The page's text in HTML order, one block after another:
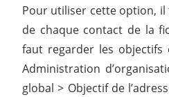
Pour utiliser cette option,
de chaque contact de la
faut regarder les objectifs
Administration
global > Objectif de